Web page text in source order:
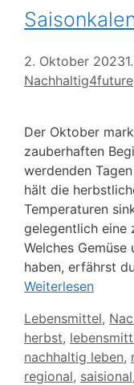
2. Oktober 2023
Nachhaltig4future
Der Oktober
zauberhaften
werdenden
hält die
Temperaturen
gelegentlich eine
Welches
haben, erfährst
Weiterlesen
Kategorien
Lebensmittel,
herbst,
nachhaltig leben,
regional, saisional,